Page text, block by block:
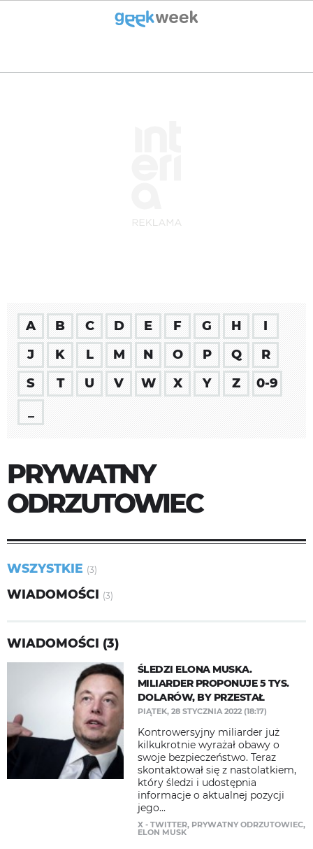
A B C D E F G H
I
J
K L M N O P Q
R
S
T U V W X Y Z
0-9
PRYWATNY
ODRZUTOWIEC
WSZYSTKIE (3)
WIADOMOŚCI (3)
WIADOMOŚCI (3)
ŚLEDZI ELONA MUSKA.
MILIARDER PROPONUJE 5 TYS.
DOLARÓW, BY PRZESTAŁ
PIĄTEK, 28 STYCZNIA 2022 (18:17)
Kontrowersyjny miliarder już
kilkukrotnie wyrażał obawy o
swoje bezpieczeństwo. Teraz
skontaktował się z nastolatkiem,
który śledzi i udostępnia
informacje o aktualnej pozycji
jego...
X - TWITTER, PRYWATNY ODRZUTOWIEC,
ELON MUSK